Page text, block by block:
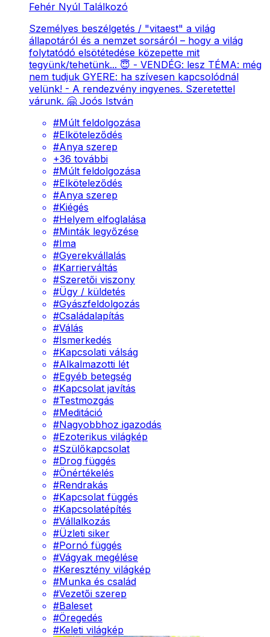
Fehér Nyúl Találkozó
Személyes beszélgetés / "vitaest" a világ
állapotáról és a nemzet sorsáról – hogy a világ
folytatódó elsötétedése közepette mit
tegyünk/tehetünk... 😇 - VENDÉG: lesz TÉMA: még
nem tudjuk GYERE: ha szívesen kapcsolódnál
velünk! - A rendezvény ingyenes. Szeretettel
várunk. 🤗 Joós István
#Múlt feldolgozása
#Elköteleződés
#Anya szerep
+36 további
#Múlt feldolgozása
#Elköteleződés
#Anya szerep
#Kiégés
#Helyem elfoglalása
#Minták legyőzése
#Ima
#Gyerekvállalás
#Karrierváltás
#Szeretői viszony
#Ügy / küldetés
#Gyászfeldolgozás
#Családalapítás
#Válás
#Ismerkedés
#Kapcsolati válság
#Alkalmazotti lét
#Egyéb betegség
#Kapcsolat javítás
#Testmozgás
#Meditáció
#Nagyobbhoz igazodás
#Ezoterikus világkép
#Szülőkapcsolat
#Drog függés
#Önértékelés
#Rendrakás
#Kapcsolat függés
#Kapcsolatépítés
#Vállalkozás
#Üzleti siker
#Pornó függés
#Vágyak megélése
#Keresztény világkép
#Munka és család
#Vezetői szerep
#Baleset
#Öregedés
#Keleti világkép